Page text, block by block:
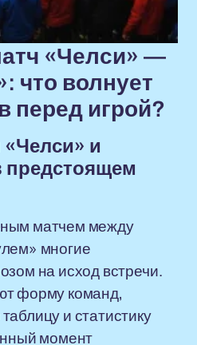
«Челси» —
что волнует
перед игрой?
и
предстоящем
матчем между
многие
на исход встречи.
форму команд,
и статистику
момент